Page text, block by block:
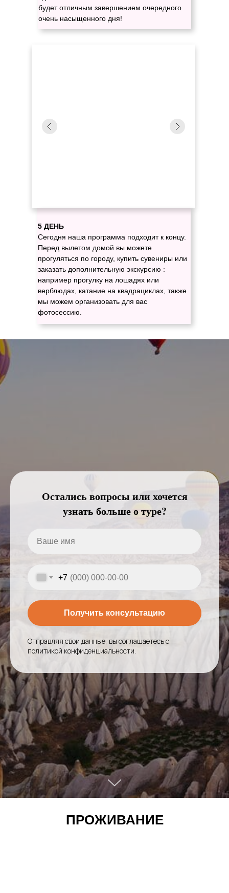
будет отличным завершением очередного
очень насыщенного дня!
5 ДЕНЬ
Сегодня наша программа подходит к концу.
Перед вылетом домой вы можете
прогуляться по городу, купить сувениры или
заказать дополнительную экскурсию :
например прогулку на лошадях или
верблюдах, катание на квадрациклах, также
мы можем организовать для вас
фотосессию.
Остались вопросы или хочется
узнать больше о туре?
+7
Получить консультацию
Отправляя свои данные, вы соглашаетесь с
политикой конфиденциальности
ПРОЖИВАНИЕ